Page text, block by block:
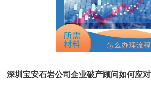
深圳宝安石岩公司企业破产顾问如何应